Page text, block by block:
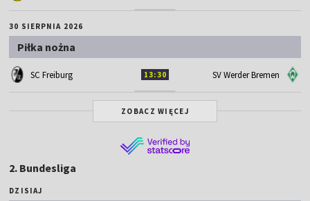
30 SIERPNIA 2026
Piłka nożna
SC Freiburg 13:30 SV Werder Bremen
ZOBACZ WIĘCEJ
2. Bundesliga
DZISIAJ